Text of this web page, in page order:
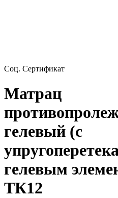
Соц. Сертификат
Матрац
гелевый (с
гелевым
ТК12